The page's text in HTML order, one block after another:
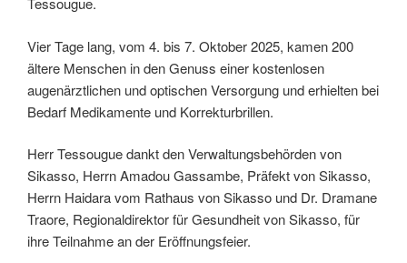
Vier Tage lang, vom 4. bis 7. Oktober 2025, kamen 200
ältere Menschen in den Genuss einer kostenlosen
augenärztlichen und optischen Versorgung und erhielten bei
Bedarf Medikamente und Korrekturbrillen.
Herr Tessougue dankt den Verwaltungsbehörden von
Sikasso, Herrn Amadou Gassambe, Präfekt von Sikasso,
Herrn Haidara vom Rathaus von Sikasso und Dr. Dramane
Traore, Regionaldirektor für Gesundheit von Sikasso, für
ihre Teilnahme an der Eröffnungsfeier.